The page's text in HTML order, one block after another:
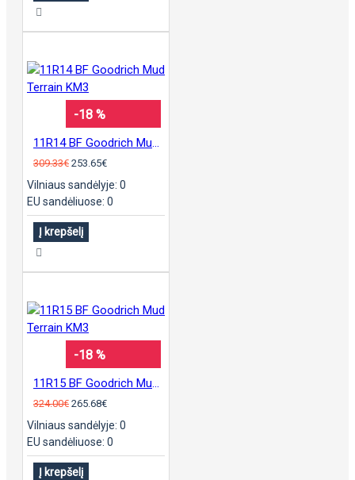
-18 %
309.33€ 253.65€
Vilniaus sandėlyje: 0
EU sandėliuose: 0
Į krepšelį
-18 %
324.00€ 265.68€
Vilniaus sandėlyje: 0
EU sandėliuose: 0
Į krepšelį